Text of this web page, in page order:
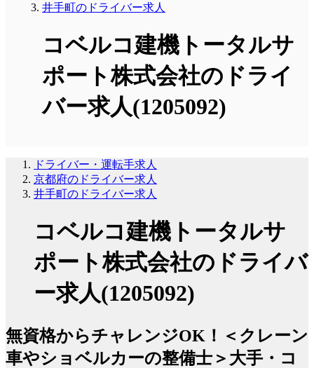
井手町のドライバー求人
コベルコ建機トータルサ
ポート株式会社のドライ
バー求人(1205092)
ドライバー・運転手求人
京都府のドライバー求人
井手町のドライバー求人
コベルコ建機トータルサ
ポート株式会社のドライバ
ー求人(1205092)
無資格からチャレンジOK！＜クレーン
車やショベルカーの整備士＞大手・コ